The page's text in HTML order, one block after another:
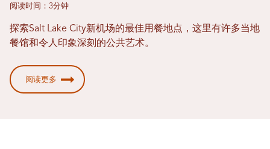
阅读时间：3分钟
探索Salt Lake City新机场的最佳用餐地点，这里有许多当地
餐馆和令人印象深刻的公共艺术。
阅读更多